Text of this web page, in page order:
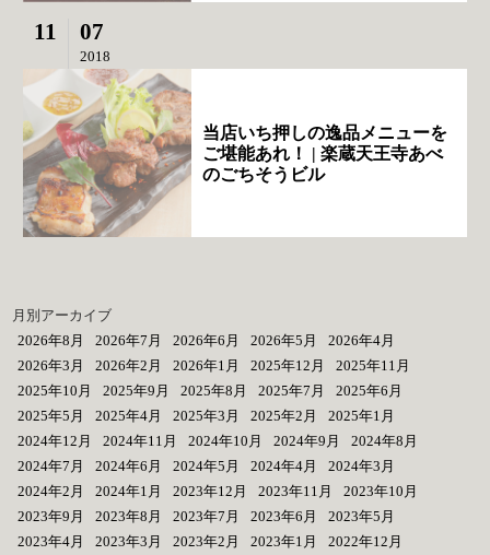
11 07
2018
当店いち押しの逸品メニューを
ご堪能あれ！ | 楽蔵天王寺あべ
のごちそうビル
月別アーカイブ
2026年8月
2026年7月 2026年6月 2026年5月
2026年4月
2026年3月
2026年2月 2026年1月 2025年12月
2025年11月
2025年10月
2025年9月 2025年8月 2025年7月
2025年6月
2025年5月
2025年4月 2025年3月 2025年2月
2025年1月
2024年12月
2024年11月 2024年10月 2024年9月
2024年8月
2024年7月
2024年6月 2024年5月 2024年4月
2024年3月
2024年2月
2024年1月 2023年12月 2023年11月
2023年10月
2023年9月
2023年8月 2023年7月 2023年6月
2023年5月
2023年4月
2023年3月 2023年2月 2023年1月
2022年12月